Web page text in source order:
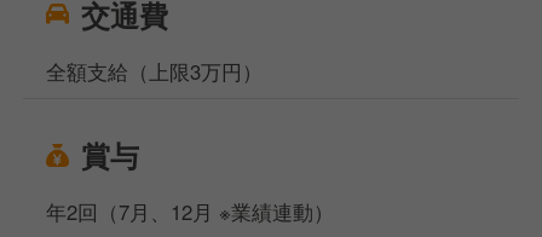
交通費
全額支給（上限3万円）
賞与
年2回（7月、12月 ※業績連動）